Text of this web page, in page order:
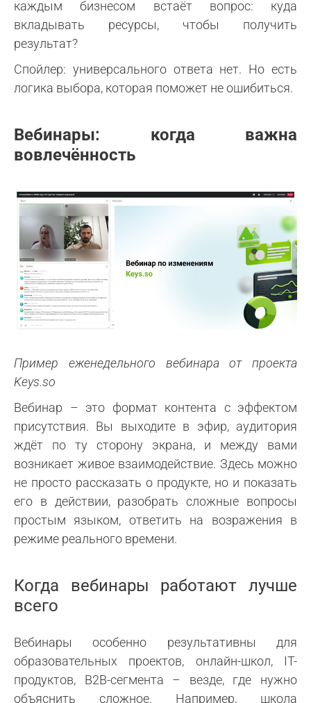
каждым бизнесом встаёт вопрос: куда
вкладывать ресурсы, чтобы получить
результат?
Спойлер: универсального ответа нет. Но есть
логика выбора, которая поможет не ошибиться.
Вебинары: когда важна
вовлечённость
Пример еженедельного вебинара от проекта
Keys.so
Вебинар – это формат контента с эффектом
присутствия. Вы выходите в эфир, аудитория
ждёт по ту сторону экрана, и между вами
возникает живое взаимодействие. Здесь можно
не просто рассказать о продукте, но и показать
его в действии, разобрать сложные вопросы
простым языком, ответить на возражения в
режиме реального времени.
Когда вебинары работают лучше
всего
Вебинары особенно результативны для
образовательных проектов, онлайн-школ, IT-
продуктов, B2B-сегмента – везде, где нужно
объяснить сложное. Например, школа